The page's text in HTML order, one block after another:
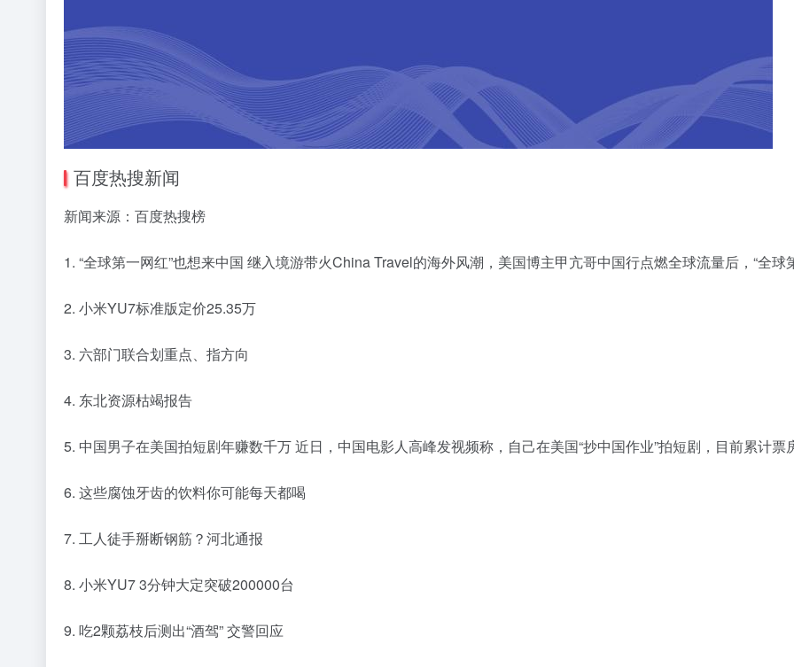
百度热搜新闻
新闻来源：百度热搜榜
1. “全球第一网红”也想来中国 继入境游带火China Travel的海外风潮，美国博主甲亢哥中国行点燃全球流量后，“全球
2. 小米YU7标准版定价25.35万
3. 六部门联合划重点、指方向
4. 东北资源枯竭报告
5. 中国男子在美国拍短剧年赚数千万 近日，中国电影人高峰发视频称，自己在美国“抄中国作业”拍短剧，目前累计票
6. 这些腐蚀牙齿的饮料你可能每天都喝
7. 工人徒手掰断钢筋？河北通报
8. 小米YU7 3分钟大定突破200000台
9. 吃2颗荔枝后测出“酒驾” 交警回应